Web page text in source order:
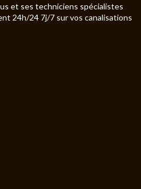
et ses techniciens spécialistes
24h/24 7j/7 sur vos canalisations